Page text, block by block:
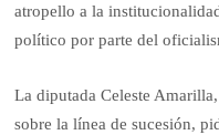
atropello a la
político por parte del
La diputada Celeste
sobre la línea de sucesión,